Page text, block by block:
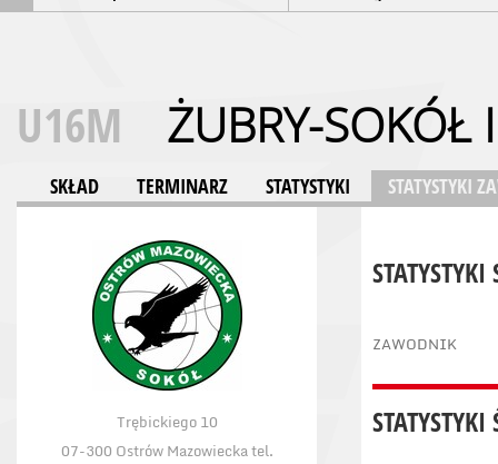
U16M ŻUBRY-SOKÓŁ
SKŁAD TERMINARZ STATYSTYKI STATYSTYKI
Trębickiego 10
07-300 Ostrów Mazowiecka tel.
ZAWODNIK
STATYSTYKI